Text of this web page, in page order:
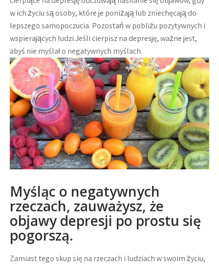
w ich życiu są osoby, które je poniżają lub zniechęcają do
lepszego samopoczucia. Pozostań w pobliżu pozytywnych i
wspierających ludzi.Jeśli cierpisz na depresję, ważne jest,
abyś nie myślał o negatywnych myślach.
Myśląc o negatywnych
rzeczach, zauważysz, że
objawy depresji po prostu się
pogorszą.
Zamiast tego skup się na rzeczach i ludziach w swoim życiu,